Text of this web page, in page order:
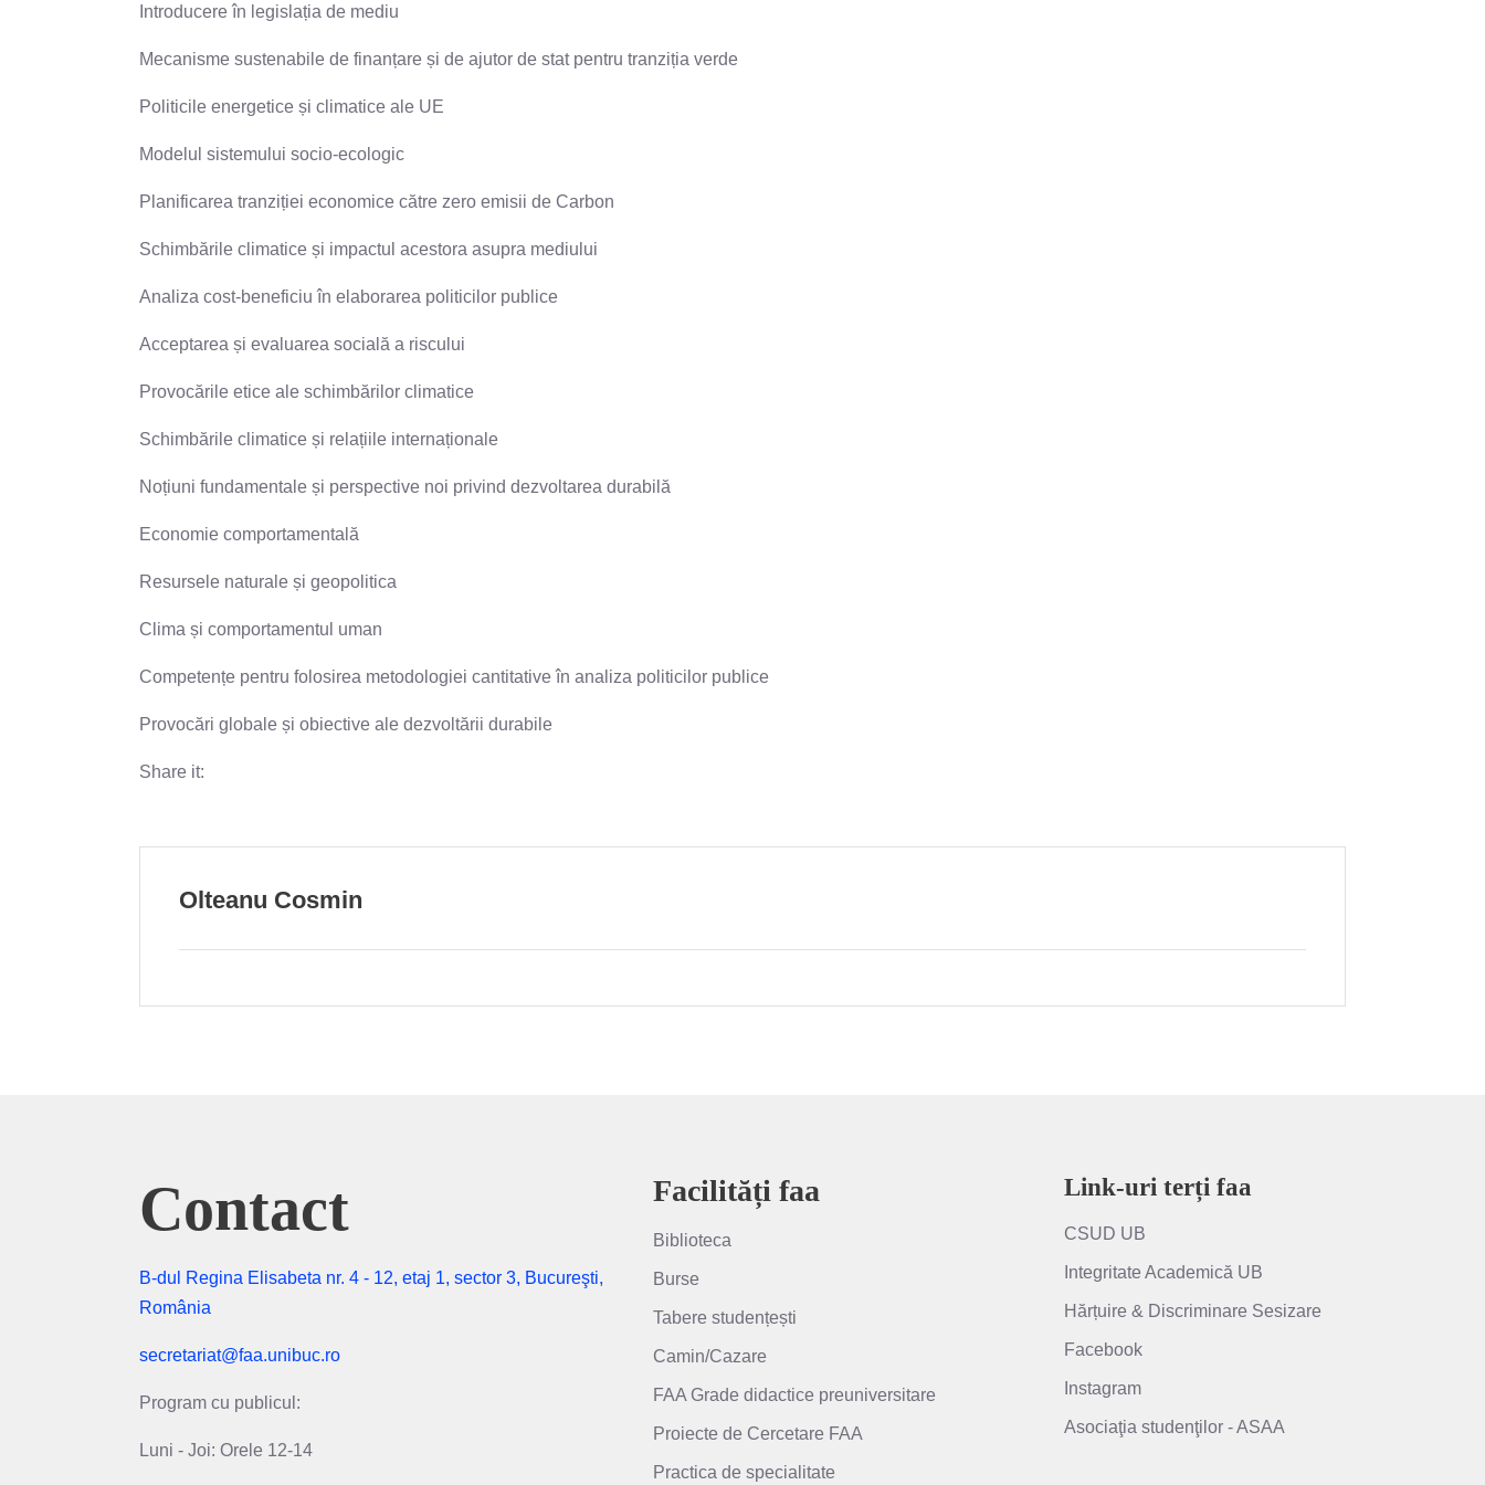
Introducere în legislația de mediu
Mecanisme sustenabile de finanțare și de ajutor de stat pentru tranziția verde
Politicile energetice și climatice ale UE
Modelul sistemului socio-ecologic
Planificarea tranziției economice către zero emisii de Carbon
Schimbările climatice și impactul acestora asupra mediului
Analiza cost-beneficiu în elaborarea politicilor publice
Acceptarea și evaluarea socială a riscului
Provocările etice ale schimbărilor climatice
Schimbările climatice și relațiile internaționale
Noțiuni fundamentale și perspective noi privind dezvoltarea durabilă
Economie comportamentală
Resursele naturale și geopolitica
Clima și comportamentul uman
Competențe pentru folosirea metodologiei cantitative în analiza politicilor publice
Provocări globale și obiective ale dezvoltării durabile
Share it:
Olteanu Cosmin
Contact
B-dul Regina Elisabeta nr. 4 - 12, etaj 1, sector 3, Bucureşti,
România
secretariat@faa.unibuc.ro
Program cu publicul:
Luni - Joi: Orele 12-14
Facilități faa
Biblioteca
Burse
Tabere studențești
Camin/Cazare
FAA Grade didactice preuniversitare
Proiecte de Cercetare FAA
Practica de specialitate
Link-uri terți faa
CSUD UB
Integritate Academică UB
Hărțuire & Discriminare Sesizare
Facebook
Instagram
Asociaţia studenţilor - ASAA